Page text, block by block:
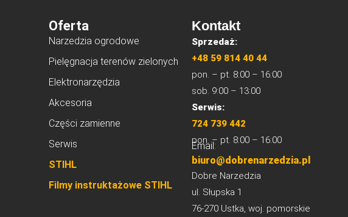
Oferta
Narzedzia ogrodowe
Pielęgnacja terenów zielonych
Elektronarzędzia
Akcesoria
Części zamienne
Serwis
STIHL
Filmy instruktażowe STIHL
Kontakt
Sprzedaż:
+48 59 814 40 44
pon. – pt. 8:00 – 16:00
sob. 9:00 – 13:00
Serwis:
724 739 442
pon. – pt. 8:00 – 16:00
Email:
biuro@dobrenarzedzia.pl
Dobre Narzedzia
ul. Słupska 1
76-270 Ustka, woj. pomorskie